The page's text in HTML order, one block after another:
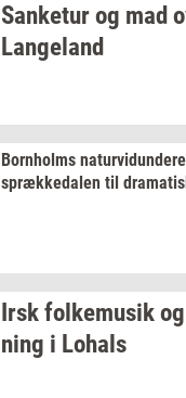
San­ke­turog mad
Lan­geland
Born­holms
spræk­ke­da­len til
Irskfol­kemu­sikog
ning i Lo­hals